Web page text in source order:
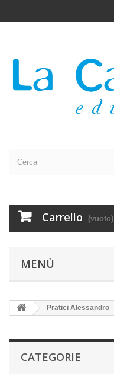
Carrello (vuoto)
MENÙ
Pratici Alessandro
CATEGORIE